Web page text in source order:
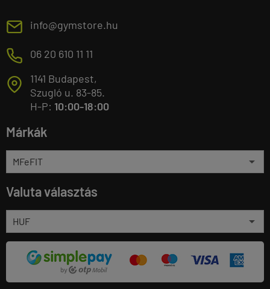
E info@gymstore.hu
M 06 20 610 11 11
T
1141 Budapest,
Szugló u. 83-85.
H-P: 10:00-18:00
Márkák
Valuta választás